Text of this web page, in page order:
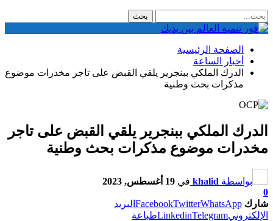
الصفحة الرئيسية
أخبار الساعة
الدرك الملكي ببنجرير يلقي القبض على تاجر مخدرات موضوع
مذكرات بحث وطنية
الدرك الملكي ببنجرير يلقي القبض على تاجر
مخدرات موضوع مذكرات بحث وطنية
بواسطة khalid في 19 أغسطس, 2023
0
شارك
FacebookTwitterWhatsApp
البريد
الإلكتروني
LinkedinTelegram طباعة